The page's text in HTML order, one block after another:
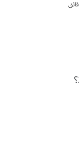
هل أنت معلم أو معلمة يسعى لتحقيق النجاح الأكاديمي في تعليم الرياضيات للصف الأول الابتدائي لعام 2024؟